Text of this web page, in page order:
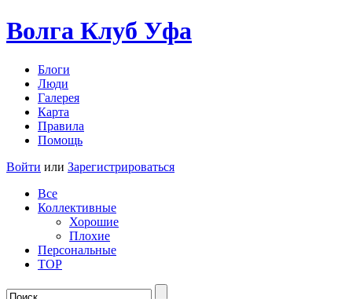
Волга Клуб Уфа
Блоги
Люди
Галерея
Карта
Правила
Помощь
Войти или Зарегистрироваться
Все
Коллективные
Хорошие
Плохие
Персональные
TOP